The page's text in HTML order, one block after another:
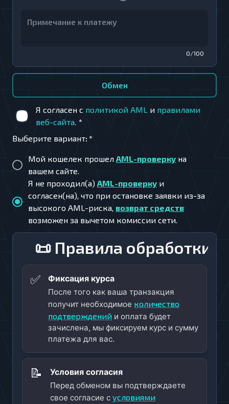
📜 Правила обработки
✅
Фиксация курса
После того как ваша транзакция
получит необходимое количество
подтверждений и оплата будет
зачислена, мы фиксируем курс и сумму
платежа для вас.
📝
Условия согласия
Перед обменом вы подтверждаете
свое согласие с условиями
Я согласен с политикой AML и правилами
веб-сайта. *
Выберите вариант: *
Мой кошелек прошел AML-проверку на
вашем сайте.
Я не проходил(а) AML-проверку и
согласен(на), что при остановке заявки из-за
высокого AML-риска, возврат средств
возможен за вычетом комиссии сети.
Обмен
0/100